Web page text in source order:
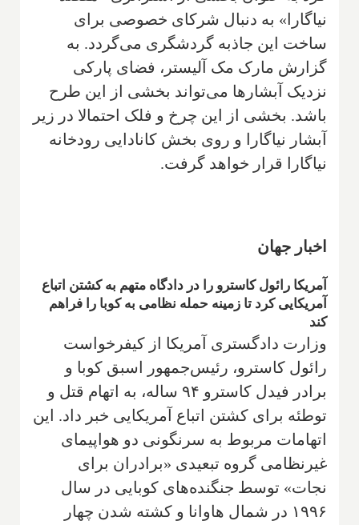
نیاگارا» به دنبال شرکای خصوصی برای
ساخت این جاذبه گردشگری می‌گردد. به
گزارش مارک مک آلیستر، فضای پارکی
نزدیک آبشارها می‌تواند بخشی از این طرح
باشد. بخشی از این چرخ و فلک احتمالا در زیر
آبشار نیاگارا و روی بخش کانادایی رودخانه
نیاگارا قرار خواهد گرفت.
اخبار جهان
آمریکا رائول کاسترو را در دادگاه متهم به کشتن اتباع
آمریکایی کرد تا زمینه حمله نظامی به کوبا را فراهم
کند
وزارت دادگستری آمریکا از کیفرخواست
رائول کاسترو، رئیس‌جمهور اسبق کوبا و
برادر فیدل کاسترو ۹۴ ساله، به اتهام قتل و
توطئه برای کشتن اتباع آمریکایی خبر داد. این
اتهامات مربوط به سرنگونی دو هواپیمای
غیرنظامی گروه تبعیدی «برادران برای
نجات» توسط جنگنده‌های کوبایی در سال
۱۹۹۶ در شمال هاوانا و کشته شدن چهار